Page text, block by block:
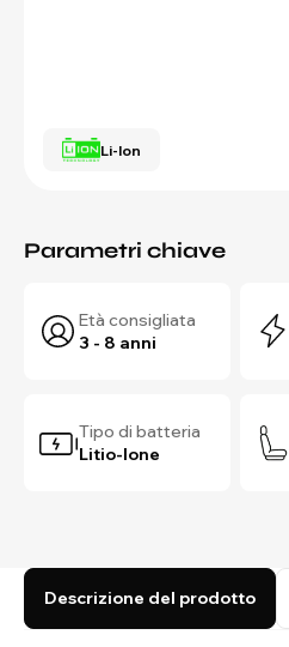
Li-Ion
Parametri chiave
Età consigliata
3 - 8 anni
Tipo di batteria
Litio-Ione
Descrizione del prodotto